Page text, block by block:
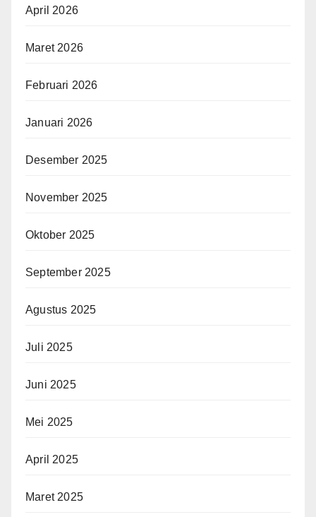
April 2026
Maret 2026
Februari 2026
Januari 2026
Desember 2025
November 2025
Oktober 2025
September 2025
Agustus 2025
Juli 2025
Juni 2025
Mei 2025
April 2025
Maret 2025